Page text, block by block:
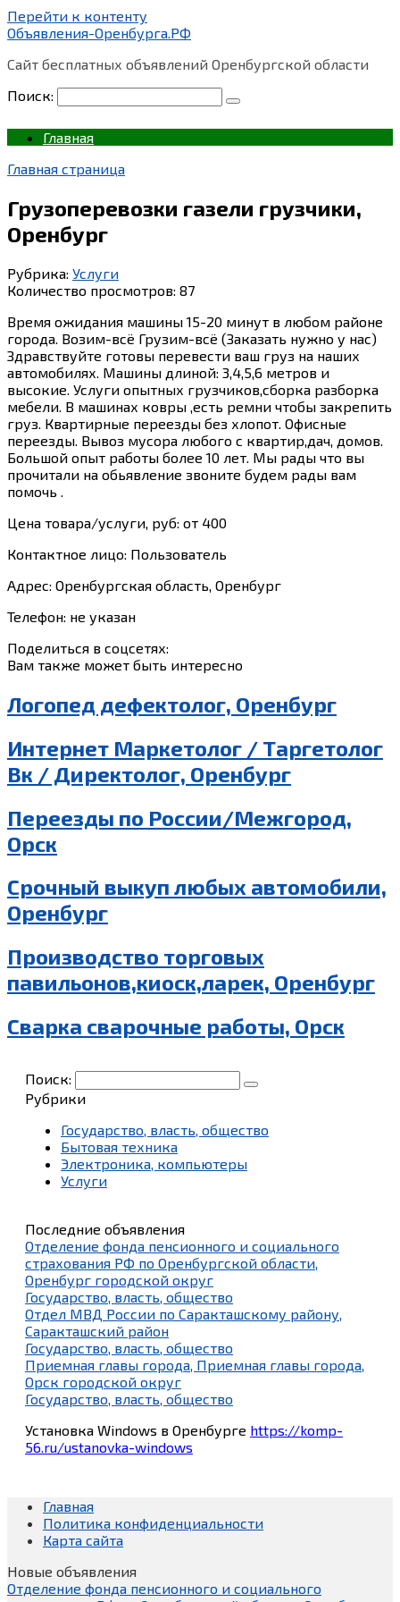
Перейти к контенту
Объявления-Оренбурга.РФ
Сайт бесплатных объявлений Оренбургской области
Поиск:
Главная
Главная страница
Грузоперевозки газели грузчики,
Оренбург
Рубрика: Услуги
Количество просмотров: 87
Время ожидания машины 15-20 минут в любом районе
города. Возим-всё Грузим-всё (Заказать нужно у нас)
Здравствуйте готовы перевести ваш груз на наших
автомобилях. Машины длиной: 3,4,5,6 метров и
высокие. Услуги опытных грузчиков,сборка разборка
мебели. В машинах ковры ,есть ремни чтобы закрепить
груз. Квартирные переезды без хлопот. Офисные
переезды. Вывоз мусора любого с квартир,дач, домов.
Большой опыт работы более 10 лет. Мы рады что вы
прочитали на обьявление звоните будем рады вам
помочь .
Цена товара/услуги, руб: от 400
Контактное лицо: Пользователь
Адрес: Оренбургская область, Оренбург
Телефон: не указан
Поделиться в соцсетях:
Вам также может быть интересно
Логопед дефектолог, Оренбург
Интернет Маркетолог / Таргетолог
Вк / Директолог, Оренбург
Переезды по России/Межгород,
Орск
Срочный выкуп любых автомобили,
Оренбург
Производство торговых
павильонов,киоск,ларек, Оренбург
Сварка сварочные работы, Орск
Поиск:
Рубрики
Государство, власть, общество
Бытовая техника
Электроника, компьютеры
Услуги
Последние объявления
Отделение фонда пенсионного и социального
страхования РФ по Оренбургской области,
Оренбург городской округ
Государство, власть, общество
Отдел МВД России по Саракташскому району,
Саракташский район
Государство, власть, общество
Приемная главы города, Приемная главы города,
Орск городской округ
Государство, власть, общество
Установка Windows в Оренбурге https://komp-
56.ru/ustanovka-windows
Главная
Политика конфиденциальности
Карта сайта
Новые объявления
Отделение фонда пенсионного и социального